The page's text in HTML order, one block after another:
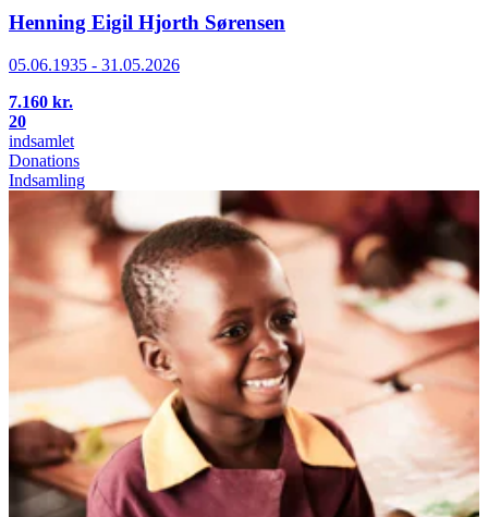
Henning Eigil Hjorth Sørensen
05.06.1935 - 31.05.2026
7.160 kr.
20
indsamlet
Donations
Indsamling